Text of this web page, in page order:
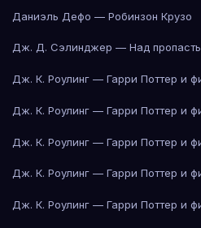
Даниэль Дефо — Робинзон Крузо
Дж. Д. Сэлинджер — Над
Дж. К. Роулинг — Гарри Поттер и
Дж. К. Роулинг — Гарри Поттер и
Дж. К. Роулинг — Гарри Поттер и
Дж. К. Роулинг — Гарри Поттер и
Дж. К. Роулинг — Гарри Поттер и